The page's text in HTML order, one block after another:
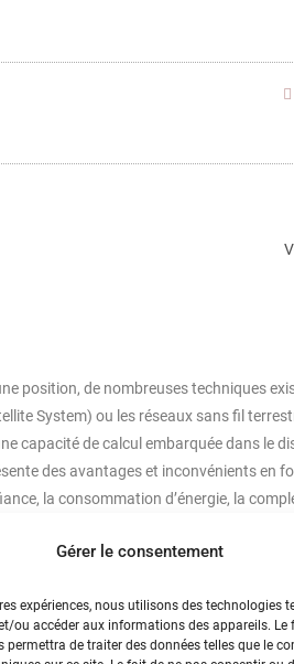
Gérer le consentement
expériences, nous utilisons des technologies
ou accéder aux informations des appareils. Le
permettra de traiter des données telles que le
position, de nombreuses techniques
System) ou les réseaux sans fil
capacité de calcul embarquée dans le
des avantages et inconvénients en
la consommation d’énergie, la
Bicentenaire